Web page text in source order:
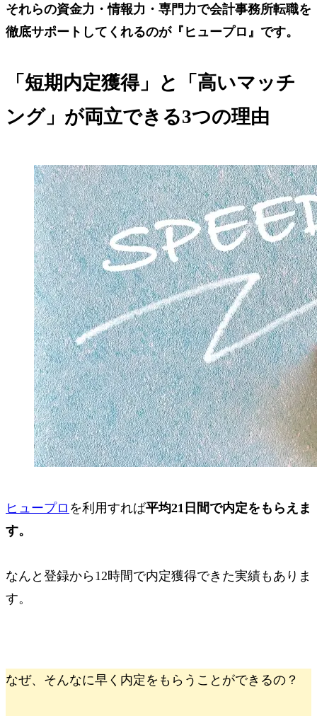
それらの資金力・情報力・専門力で会計事務所転職を
徹底サポートしてくれるのが『ヒュープロ』 です。
「短期内定獲得」と「高いマッチ
ング」が両立できる3つの理由
ヒュープロ を利用すれば平均21日間で内定をもらえま
す。
なんと 登録から12時間で内定獲得できた実績もありま
す。
なぜ、そんなに早く内定をもらうことができるの？